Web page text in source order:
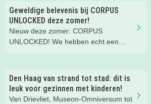
leuke testjes, ongeloofwaardige
wiskunde, waterspeeltuin,
zomerworkshops en nog veel meer bij
Rijksmuseum Boerhaave in Leiden!
Geweldige belevenis bij CORPUS
UNLOCKED deze zomer!
Nieuw deze zomer: CORPUS
UNLOCKED! We hebben echt een
Den Haag van strand tot stad: dit is
leuk voor gezinnen met kinderen!
Van Drievliet, Museon-Omniversum tot